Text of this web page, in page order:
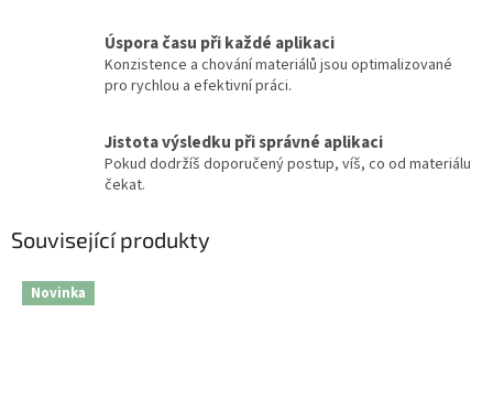
Úspora času při každé aplikaci
Konzistence a chování materiálů jsou optimalizované
pro rychlou a efektivní práci.
Jistota výsledku při správné aplikaci
Pokud dodržíš doporučený postup, víš, co od materiálu
čekat.
Související produkty
Novinka